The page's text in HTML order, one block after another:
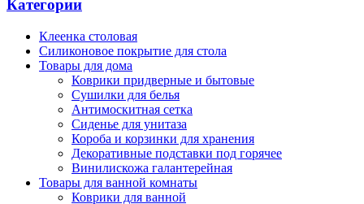
Категории
Клеенка столовая
Силиконовое покрытие для стола
Товары для дома
Коврики придверные и бытовые
Сушилки для белья
Антимоскитная сетка
Сиденье для унитаза
Короба и корзинки для хранения
Декоративные подставки под горячее
Винилискожа галантерейная
Товары для ванной комнаты
Коврики для ванной